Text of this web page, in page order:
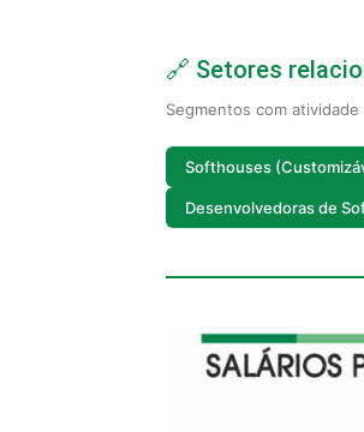
🔗 Setores
Segmentos com
Softhouses
Desenvolvedoras de